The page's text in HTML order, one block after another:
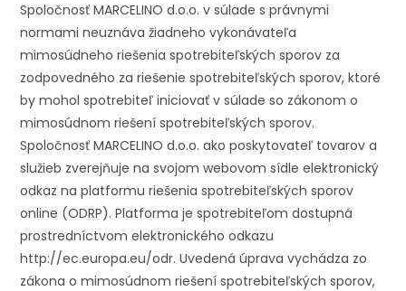
Spoločnosť MARCELINO d.o.o. v súlade s právnymi
normami neuznáva žiadneho vykonávateľa
mimosúdneho riešenia spotrebiteľských sporov za
zodpovedného za riešenie spotrebiteľských sporov, ktoré
by mohol spotrebiteľ iniciovať v súlade so zákonom o
mimosúdnom riešení spotrebiteľských sporov.
Spoločnosť MARCELINO d.o.o. ako poskytovateľ tovarov a
služieb zverejňuje na svojom webovom sídle elektronický
odkaz na platformu riešenia spotrebiteľských sporov
online (ODRP). Platforma je spotrebiteľom dostupná
prostredníctvom elektronického odkazu
http://ec.europa.eu/odr. Uvedená úprava vychádza zo
zákona o mimosúdnom riešení spotrebiteľských sporov,